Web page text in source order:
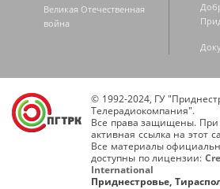
Великая Отечественная
война
© 1992-2024, ГУ
Телерадиокомпания".
Все права защищены. При
активная ссылка на этот
Все материалы
доступны по лицензии:
International
Приднестровье,